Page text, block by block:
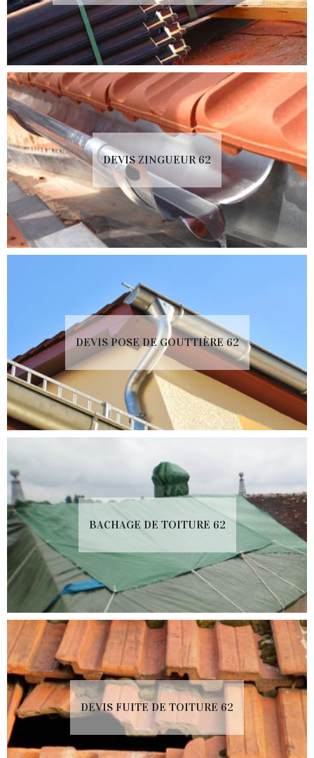
DEVIS ZINGUEUR 62
DEVIS POSE DE GOUTTIÈRE 62
BACHAGE DE TOITURE 62
DEVIS FUITE DE TOITURE 62